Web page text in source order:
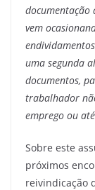
documentação
vem
uma segunda
documentos,
trabalhador
emprego ou
Sobre este
próximos
reivindicação